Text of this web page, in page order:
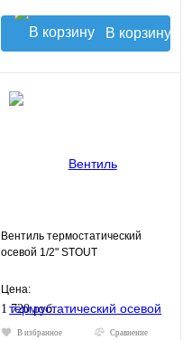
В корзину
Вентиль термостатический
осевой 1/2" STOUT
Цена:
1 720 руб.
В избранное Сравнение